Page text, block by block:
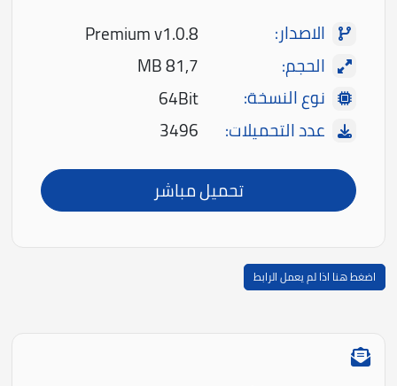
الاصدار:
Premium v1.0.8
الحجم:
81,7 MB
نوع النسخة:
64Bit
عدد التحميلات:
3496
تحميل مباشر
اضغط هنا اذا لم يعمل الرابط